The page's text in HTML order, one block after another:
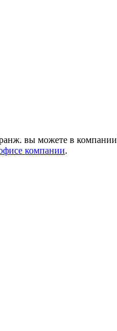
вы можете в компании
компании.